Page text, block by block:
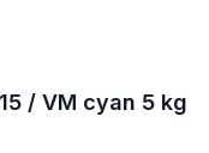
/ VM cyan 5 kg